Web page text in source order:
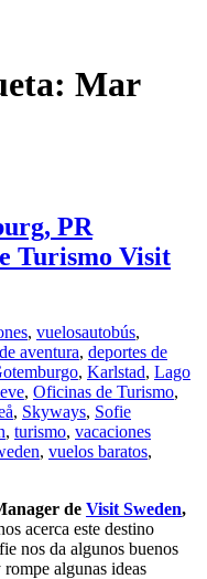
Mar
PR
Turismo Visit
, vuelosautobús,
aventura, deportes de
, Karlstad, Lago
, Oficinas de Turismo,
, Skyways, Sofie
, turismo, vacaciones
, vuelos baratos,
de Visit Sweden,
acerca este destino
nos da algunos buenos
algunas ideas